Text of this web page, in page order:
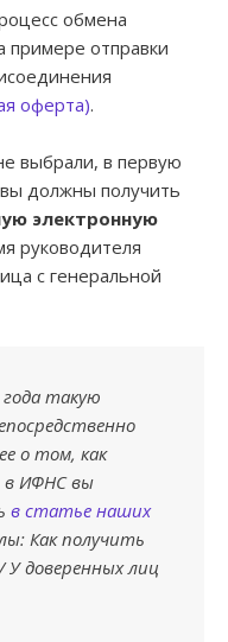
обмена
примере отправки
оферта).
выбрали, в первую
должны получить
электронную
руководителя
с генеральной
года такую
о том, как
в ИФНС вы
в статье наших
Как получить
доверенных лиц